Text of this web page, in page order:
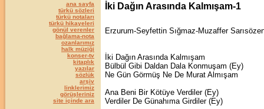
ana sayfa
türkü sözleri
türkü notaları
türkü hikayeleri
gönül verenler
bağlama-nota
ozanlarımız
halk müziği
konser-tv
kitaplık
yazılar
sözlük
arşiv
linklerimiz
görüşleriniz
site içinde ara
İki Dağın Arasında Kalmışam-1
Erzurum-Seyfettin Sığmaz-Muzaffer
İki Dağın Arasında Kalmışam
Bülbül Gibi Daldan Dala Konmuşam (Ey)
Ne Gün Görmüş Ne De Murat Almışam
Ana Beni Bir Kötüye Verdiler (Ey)
Verdiler De Günahıma Girdiler (Ey)